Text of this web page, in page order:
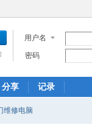
用户名
密码
分享 记录
维修电脑